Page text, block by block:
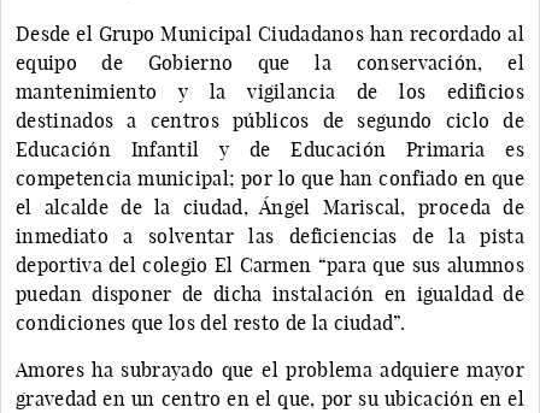
Desde el Grupo Municipal Ciudadanos han recordado al
equipo de Gobierno que la conservación, el
mantenimiento y la vigilancia de los edificios
destinados a centros públicos de segundo ciclo de
Educación Infantil y de Educación Primaria es
competencia municipal; por lo que han confiado en que
el alcalde de la ciudad, Ángel Mariscal, proceda de
inmediato a solventar las deficiencias de la pista
deportiva del colegio El Carmen “para que sus alumnos
puedan disponer de dicha instalación en igualdad de
condiciones que los del resto de la ciudad”.
Amores ha subrayado que el problema adquiere mayor
gravedad en un centro en el que, por su ubicación en el